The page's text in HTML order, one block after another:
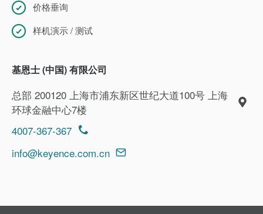
价格垂询
样机演示 / 测试
基恩士 (中国) 有限公司
总部 200120 上海市浦东新区世纪大道100号 上海
环球金融中心7楼
4007-367-367
info@keyence.com.cn